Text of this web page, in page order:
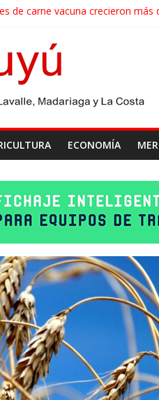
de carne vacuna crecieron más
realizará un censo para
agroindustriales anotaron un
cosecha récord de 71,5 millones
ECONOMÍA